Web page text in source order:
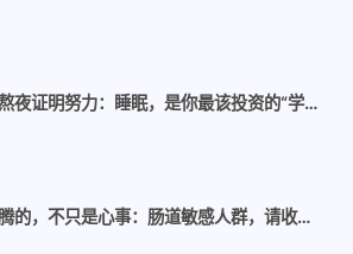
夜证明努力：睡眠，是你最该投资的“学习
的，不只是心事：肠道敏感人群，请收好